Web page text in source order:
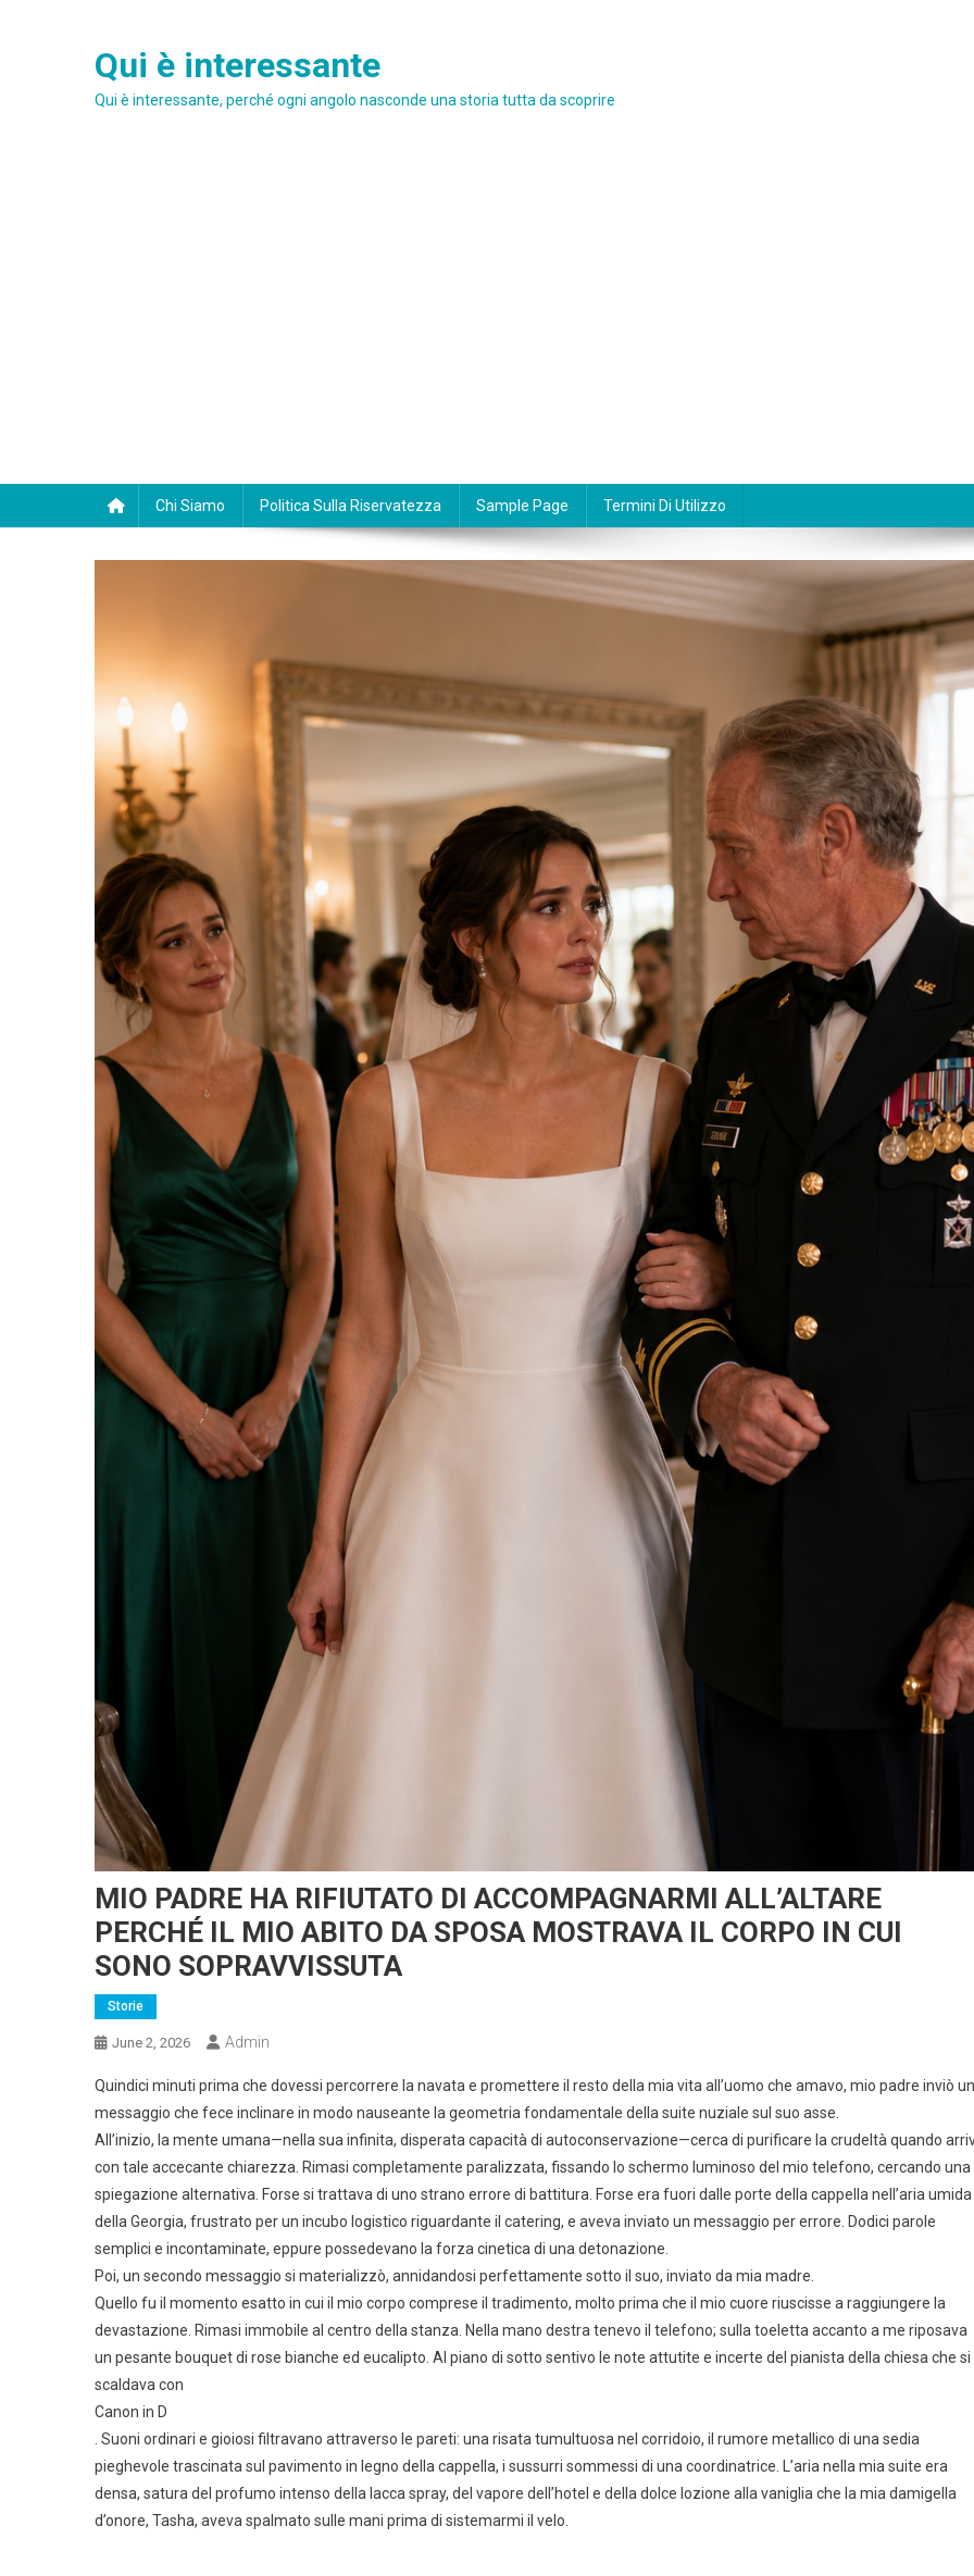
Qui è interessante
Qui è interessante, perché ogni angolo nasconde una storia tutta da scoprire
Chi Siamo Politica Sulla Riservatezza Sample Page Termini Di Utilizzo
MIO PADRE HA RIFIUTATO DI ACCOMPAGNARMI ALL’ALTARE
PERCHÉ IL MIO ABITO DA SPOSA MOSTRAVA IL CORPO IN CUI
SONO SOPRAVVISSUTA
Storie
June 2, 2026 Admin
Quindici minuti prima che dovessi percorrere la navata e promettere il resto della mia vita all’uomo che amavo, mio padre inviò un
messaggio che fece inclinare in modo nauseante la geometria fondamentale della suite nuziale sul suo asse.
All’inizio, la mente umana—nella sua infinita, disperata capacità di autoconservazione—cerca di purificare la crudeltà quando
con tale accecante chiarezza. Rimasi completamente paralizzata, fissando lo schermo luminoso del mio telefono, cercando una
spiegazione alternativa. Forse si trattava di uno strano errore di battitura. Forse era fuori dalle porte della cappella nell’aria umida
della Georgia, frustrato per un incubo logistico riguardante il catering, e aveva inviato un messaggio per errore. Dodici parole
semplici e incontaminate, eppure possedevano la forza cinetica di una detonazione.
Poi, un secondo messaggio si materializzò, annidandosi perfettamente sotto il suo, inviato da mia madre.
Quello fu il momento esatto in cui il mio corpo comprese il tradimento, molto prima che il mio cuore riuscisse a raggiungere la
devastazione. Rimasi immobile al centro della stanza. Nella mano destra tenevo il telefono; sulla toeletta accanto a me riposava
un pesante bouquet di rose bianche ed eucalipto. Al piano di sotto sentivo le note attutite e incerte del pianista della chiesa che si
scaldava con
Canon in D
. Suoni ordinari e gioiosi filtravano attraverso le pareti: una risata tumultuosa nel corridoio, il rumore metallico di una sedia
pieghevole trascinata sul pavimento in legno della cappella, i sussurri sommessi di una coordinatrice. L’aria nella mia suite era
densa, satura del profumo intenso della lacca spray, del vapore dell’hotel e della dolce lozione alla vaniglia che la mia damigella
d’onore, Tasha, aveva spalmato sulle mani prima di sistemarmi il velo.